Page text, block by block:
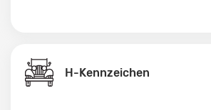
H-Kennzeichen